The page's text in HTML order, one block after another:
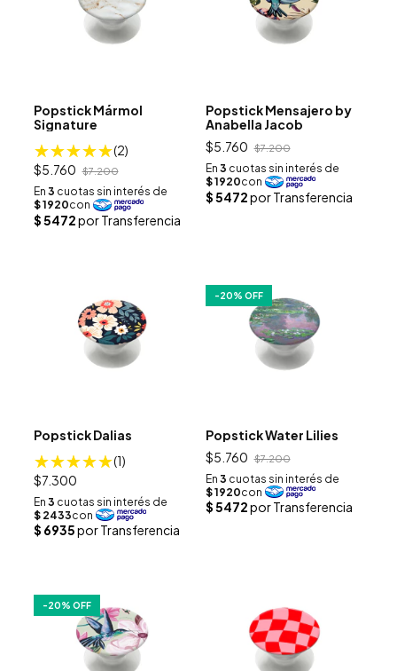
Popstick Mármol
Signature
(2)
$5.760 $7.200
Popstick Mensajero by
Anabella Jacob
$5.760 $7.200
Popstick Dalias
(1)
$7.300
-20% OFF
Popstick Water Lilies
$5.760 $7.200
-20% OFF